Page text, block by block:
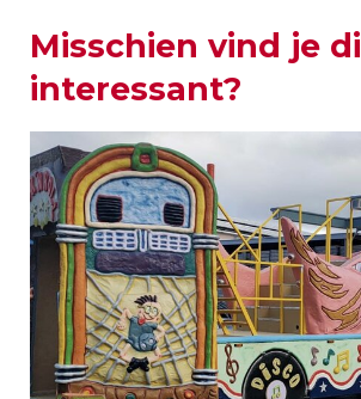
Misschien vind je
interessant?